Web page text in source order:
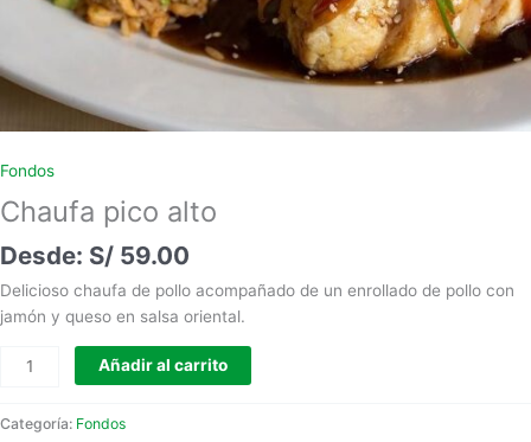
Fondos
Chaufa pico alto
S/ 59.00
Delicioso chaufa de pollo acompañado de un enrollado de pollo con
jamón y queso en salsa oriental.
Añadir al carrito
Categoría: Fondos